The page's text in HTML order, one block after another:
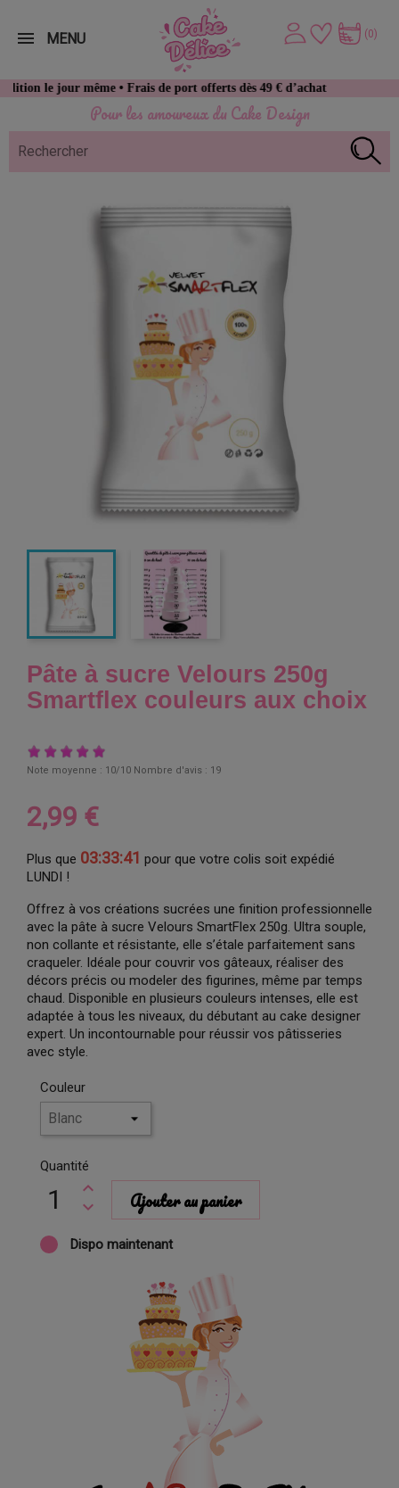
Pour les amoureux du Cake Design
même • Frais de port offerts dès 49 € d’achat
(0)
MENU
Pâte à sucre Velours 250g
Smartflex couleurs aux choix
Note moyenne : 10/10 Nombre d'avis : 19
2,99 €
Plus que 03:33:40 pour que votre colis soit expédié
LUNDI !
Offrez à vos créations sucrées une finition professionnelle
avec la pâte à sucre Velours SmartFlex 250g. Ultra souple,
non collante et résistante, elle s’étale parfaitement sans
craqueler. Idéale pour couvrir vos gâteaux, réaliser des
décors précis ou modeler des figurines, même par temps
chaud. Disponible en plusieurs couleurs intenses, elle est
adaptée à tous les niveaux, du débutant au cake designer
expert. Un incontournable pour réussir vos pâtisseries
avec style.
Couleur
Quantité
Ajouter au panier
Dispo maintenant